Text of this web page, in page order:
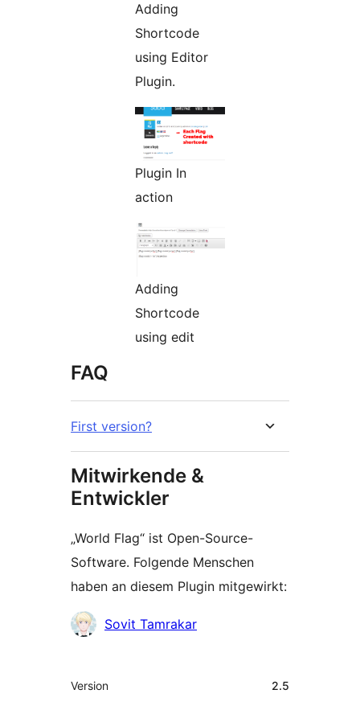
Adding
Shortcode
using Editor
Plugin.
Plugin In
action
Adding
Shortcode
using edit
FAQ
First version?
Mitwirkende &
Entwickler
„World Flag“ ist Open-Source-
Software. Folgende Menschen
haben an diesem Plugin mitgewirkt:
Mitwirkende
Sovit Tamrakar
Meta
Version 2.5